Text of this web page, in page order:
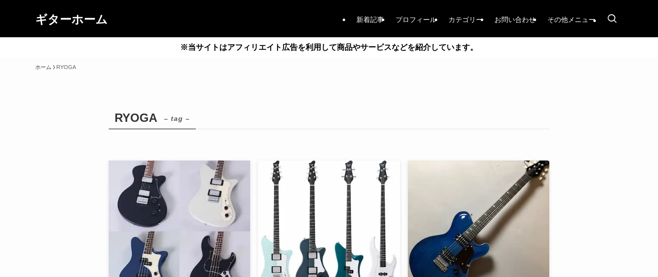
ギターホーム 新着記事 プロフィール カテゴリー お問い合わせ その他メニュー
※当サイトはアフィリエイト広告を利用して商品やサービスなどを紹介しています。
ホーム RYOGA
RYOGA – tag –